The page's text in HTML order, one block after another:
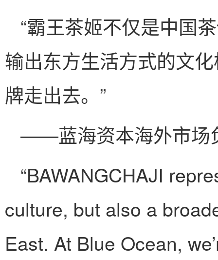
“霸王茶姬不仅是中国
输出东方生活方式的文
牌走出去。”
——蓝海资本海外市场
“BAWANGCHAJI
culture, but also a
East. At Blue Ocean,